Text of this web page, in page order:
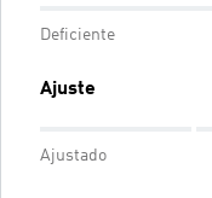
Deficiente
Ajuste
Ajustado